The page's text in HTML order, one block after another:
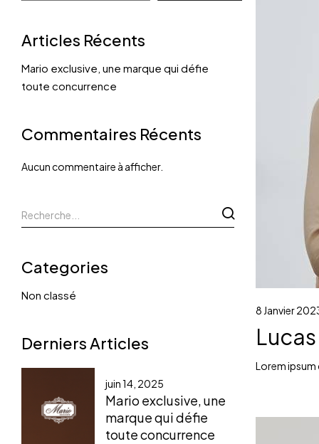
Articles Récents
Mario exclusive, une marque qui défie
toute concurrence
Commentaires Récents
Aucun commentaire à afficher.
Categories
Non classé
Derniers Articles
juin 14, 2025
Mario exclusive, une
marque qui défie
toute concurrence
8 Janvier
Lorem